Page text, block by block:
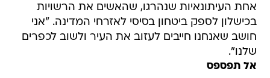
אחת העיתונאיות שנהרגו, שהאשים את הרשויות
בכישלון לספק ביטחון בסיסי לאזרחי המדינה. "אני
חושב שאנחנו חייבים לעזוב את העיר ולשוב לכפרים
שלנו".
אל תפספס